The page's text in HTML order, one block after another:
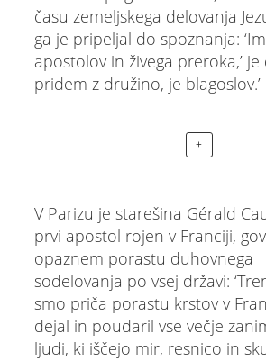
času zemeljskega delovanja
ga je pripeljal do spoznanja:
apostolov in živega preroka,’ je
pridem z družino, je blagoslov.’
+
V Parizu je starešina Gérald
prvi apostol rojen v Franciji,
opaznem porastu duhovnega
sodelovanja po vsej državi:
smo priča porastu krstov v
dejal in poudaril vse večje
ljudi, ki iščejo mir, resnico in